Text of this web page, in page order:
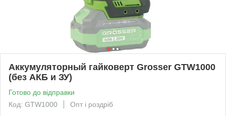
Аккумуляторный гайковерт Grosser GTW1000
(без АКБ и ЗУ)
Готово до відправки
Код: GTW1000
Опт і роздріб